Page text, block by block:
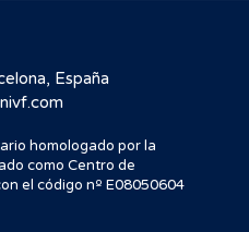
España
homologado por la
como Centro de
el código nº E08050604